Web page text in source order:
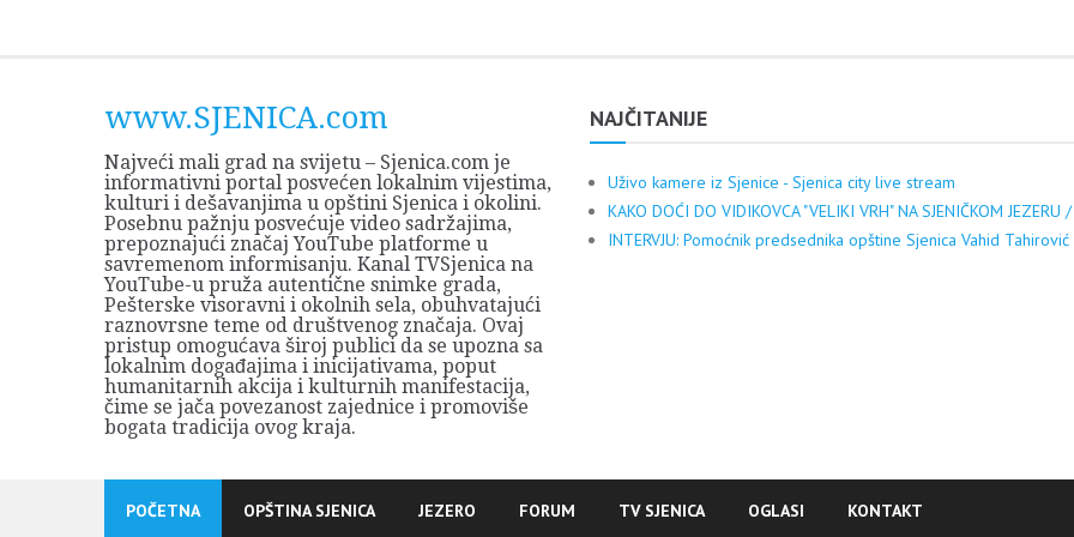
www.SJENICA.com
Najveći mali grad na svijetu – Sjenica.com je
informativni portal posvećen lokalnim vijestima,
kulturi i dešavanjima u opštini Sjenica i okolini.
Posebnu pažnju posvećuje video sadržajima,
prepoznajući značaj YouTube platforme u
savremenom informisanju. Kanal TVSjenica na
YouTube-u pruža autentične snimke grada,
Pešterske visoravni i okolnih sela, obuhvatajući
raznovrsne teme od društvenog značaja. Ovaj
pristup omogućava široj publici da se upozna sa
lokalnim događajima i inicijativama, poput
humanitarnih akcija i kulturnih manifestacija,
čime se jača povezanost zajednice i promoviše
bogata tradicija ovog kraja.
NAJČITANIJE
Uživo kamere iz Sjenice - Sjenica city live stream
KAKO DOĆI DO VIDIKOVCA "VELIKI VRH" NA SJENIČKOM
INTERVJU: Pomoćnik predsednika opštine Sjenica Vahid Tahirović
POČETNA OPŠTINA SJENICA JEZERO FORUM TV SJENICA OGLASI KONTAKT